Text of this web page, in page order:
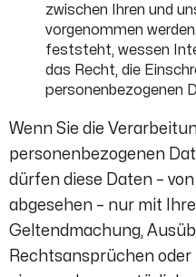
zwischen Ihren und
vorgenommen
feststeht, wessen
das Recht, die
personenbezogenen
Wenn Sie die
personenbezogenen
dürfen diese Daten –
abgesehen – nur mit
Geltendmachung,
Rechtsansprüchen